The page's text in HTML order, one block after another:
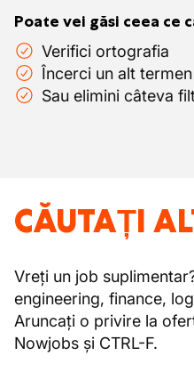
Poate vei găsi ceea ce
Verifici ortografia
Încerci un alt
Sau elimini câteva
CĂUTAȚI
Vreți un job
engineering, finance,
Aruncați o privire la
Nowjobs și CTRL-F.